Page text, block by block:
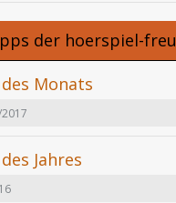
der hoerspiel-
Monats
Jahres